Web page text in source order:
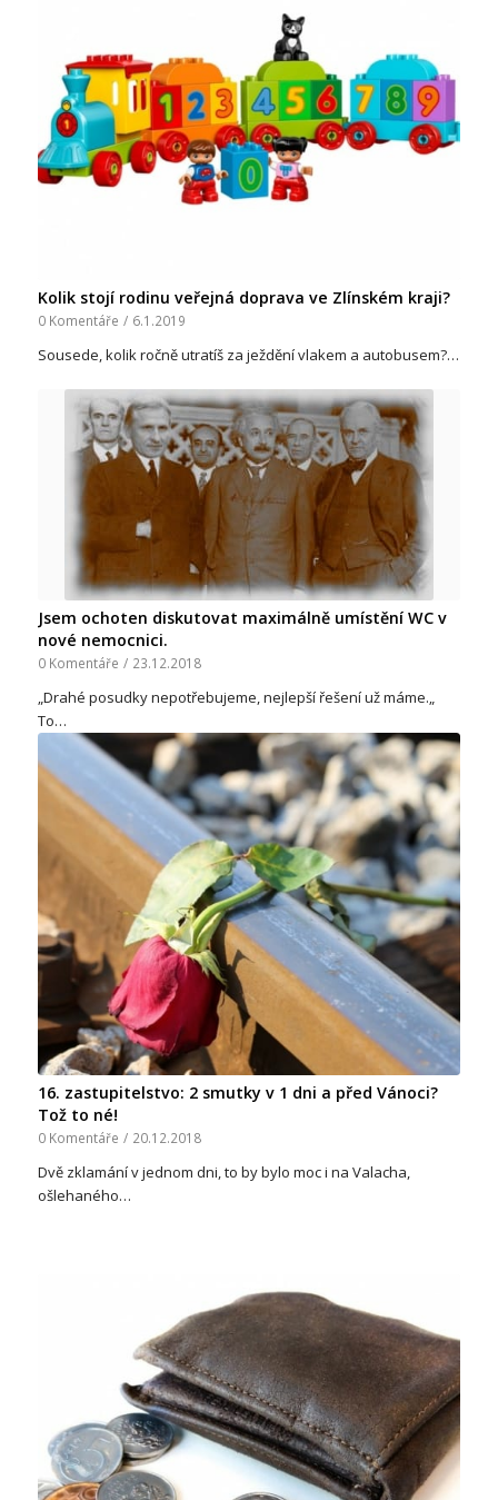
Kolik stojí rodinu veřejná doprava ve Zlínském kraji?
0 Komentáře / 6.1.2019
Sousede, kolik ročně utratíš za ježdění vlakem a autobusem?…
Jsem ochoten diskutovat maximálně umístění WC v
nové nemocnici.
0 Komentáře / 23.12.2018
„Drahé posudky nepotřebujeme, nejlepší řešení už máme.„
To…
16. zastupitelstvo: 2 smutky v 1 dni a před Vánoci?
Tož to né!
0 Komentáře / 20.12.2018
Dvě zklamání v jednom dni, to by bylo moc i na Valacha,
ošlehaného…